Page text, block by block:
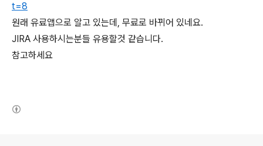
t=8
원래 유료앱으로 알고 있는데, 무료로 바뀌어 있네요.
JIRA 사용하시는분들 유용할것 같습니다.
참고하세요